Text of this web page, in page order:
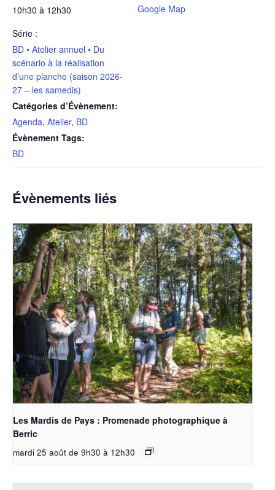
10h30 à 12h30
Série :
BD • Atelier annuel • Du
scénario à la réalisation
d’une planche (saison 2026-
27 – les samedis)
Catégories d’Évènement:
Agenda, Atelier, BD
Évènement Tags:
BD
Google Map
Évènements liés
Les Mardis de Pays : Promenade photographique à
Berric
mardi 25 août de 9h30 à 12h30